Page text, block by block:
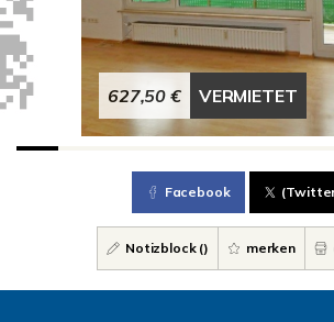
627,50 € VERMIETET
Facebook
Notizblock () merken